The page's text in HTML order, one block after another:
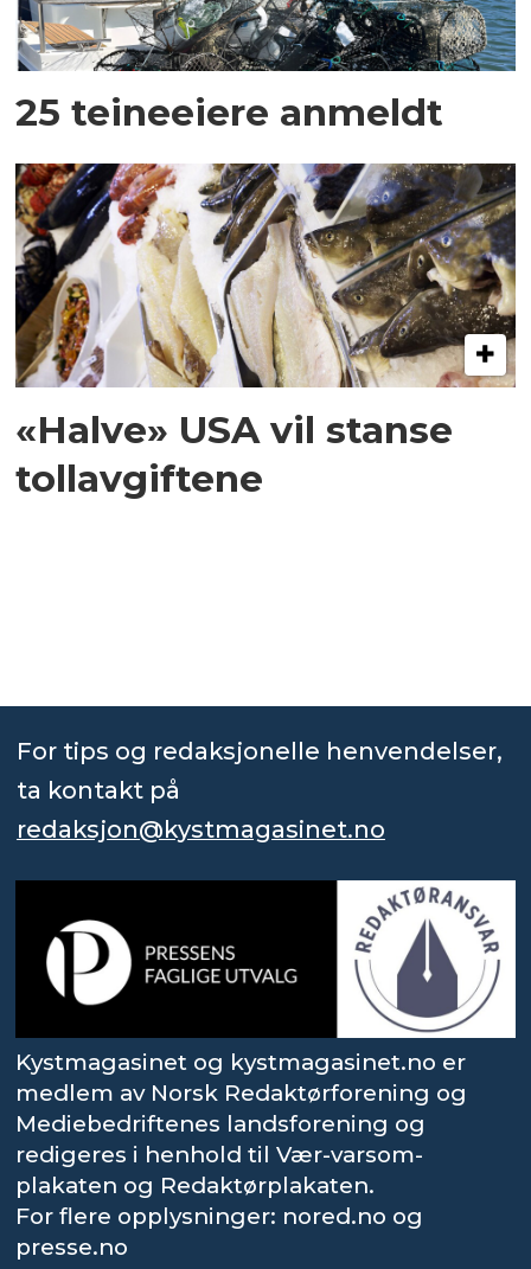
25 teineeiere anmeldt
«Halve» USA vil stanse
tollavgiftene
For tips og redaksjonelle henvendelser,
ta kontakt på
redaksjon@kystmagasinet.no
Kystmagasinet og kystmagasinet.no er
medlem av Norsk Redaktørforening og
Mediebedriftenes landsforening og
redigeres i henhold til Vær-varsom-
plakaten og Redaktørplakaten.
For flere opplysninger: nored.no og
presse.no